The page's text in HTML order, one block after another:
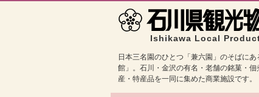
Ishikawa Local
日本三名園のひとつ「兼六園」のそばに
館」。石川・金沢の有名・老舗の銘菓・佃
産・特産品を一同に集めた商業施設です。